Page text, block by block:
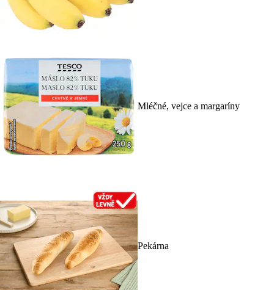
Mléčné, vejce a margaríny
Pekárna